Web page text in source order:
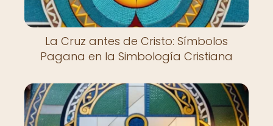
La Cruz antes de Cristo: Símbolos
Pagana en la Simbología Cristiana